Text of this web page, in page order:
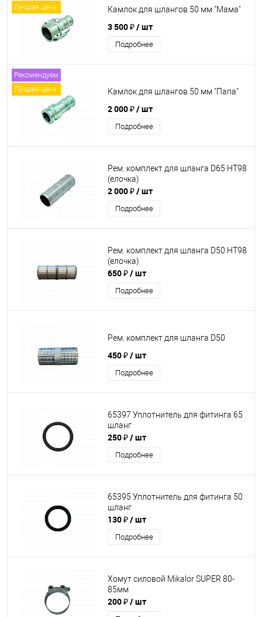
Лучшая цена
Камлок для шлангов 50 мм "Мама"
3 500 ₽/ шт
Подробнее
Рекомендуем
Лучшая цена
Камлок для шлангов 50 мм "Папа"
2 000 ₽/ шт
Подробнее
Рем. комплект для шланга D65 НТ98
(елочка)
2 000 ₽/ шт
Подробнее
Рем. комплект для шланга D50 НТ98
(елочка)
650 ₽/ шт
Подробнее
Рем. комплект для шланга D50
450 ₽/ шт
Подробнее
65397 Уплотнитель для фитинга 65
шланг
250 ₽/ шт
Подробнее
65395 Уплотнитель для фитинга 50
шланг
130 ₽/ шт
Подробнее
Хомут силовой Mikalor SUPER 80-
85мм
200 ₽/ шт